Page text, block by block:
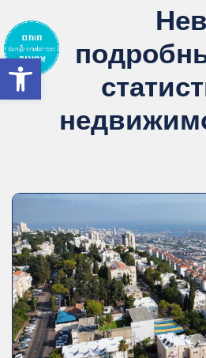
1. Неве
статистика